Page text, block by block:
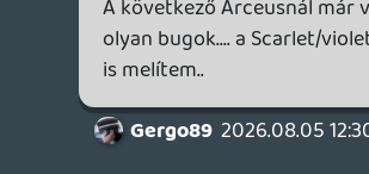
Szerintem a Pokemonok sem jó játékok,
technikai oldalról meg kb. a leggagyibbak.
Stadia HUN 2026.08.05 10:34:37
skiz0 2026.08.05 10:39:00 #216mr